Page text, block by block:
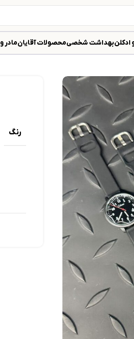
ادکلنبهداشت شخصیمحصولات آقایانمادر
رنگ